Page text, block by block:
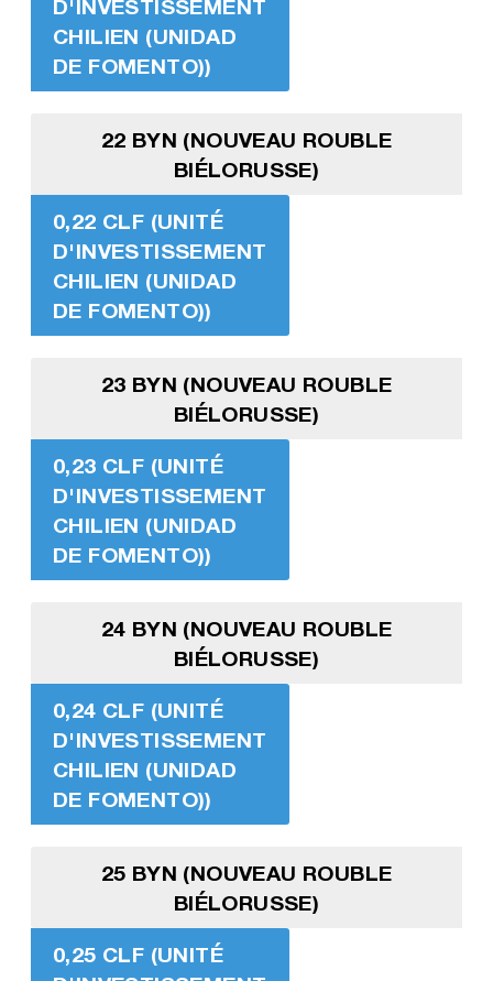
D'INVESTISSEMENT
CHILIEN (UNIDAD
DE FOMENTO))
22 BYN (NOUVEAU ROUBLE
BIÉLORUSSE)
0,22 CLF (UNITÉ
D'INVESTISSEMENT
CHILIEN (UNIDAD
DE FOMENTO))
23 BYN (NOUVEAU ROUBLE
BIÉLORUSSE)
0,23 CLF (UNITÉ
D'INVESTISSEMENT
CHILIEN (UNIDAD
DE FOMENTO))
24 BYN (NOUVEAU ROUBLE
BIÉLORUSSE)
0,24 CLF (UNITÉ
D'INVESTISSEMENT
CHILIEN (UNIDAD
DE FOMENTO))
25 BYN (NOUVEAU ROUBLE
BIÉLORUSSE)
0,25 CLF (UNITÉ